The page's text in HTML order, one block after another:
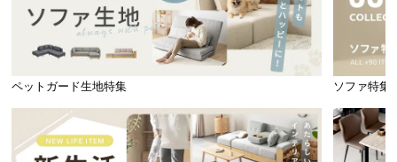
ペットガード生地特集 ソファ特集